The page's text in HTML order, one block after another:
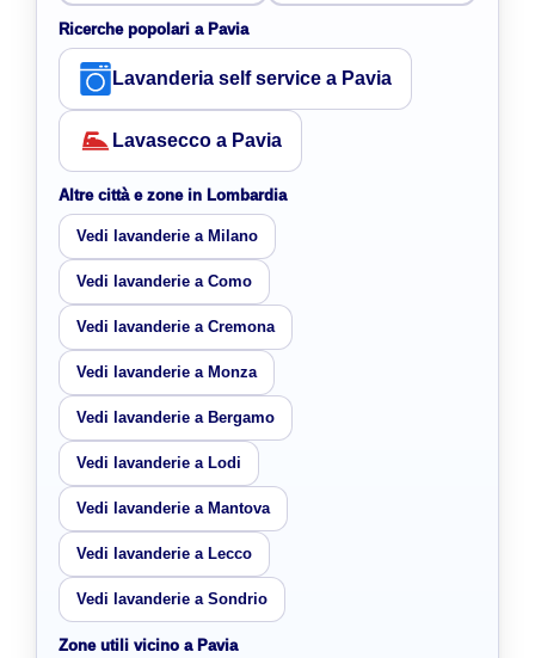
Ricerche popolari a Pavia
Lavanderia self service a Pavia
Lavasecco a Pavia
Altre città e zone in Lombardia
Vedi lavanderie a Milano
Vedi lavanderie a Como
Vedi lavanderie a Cremona
Vedi lavanderie a Monza
Vedi lavanderie a Bergamo
Vedi lavanderie a Lodi
Vedi lavanderie a Mantova
Vedi lavanderie a Lecco
Vedi lavanderie a Sondrio
Zone utili vicino a Pavia